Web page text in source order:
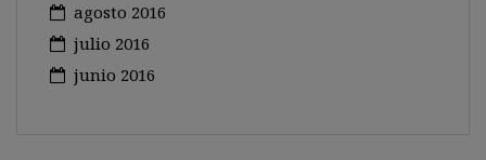
agosto 2016
julio 2016
junio 2016